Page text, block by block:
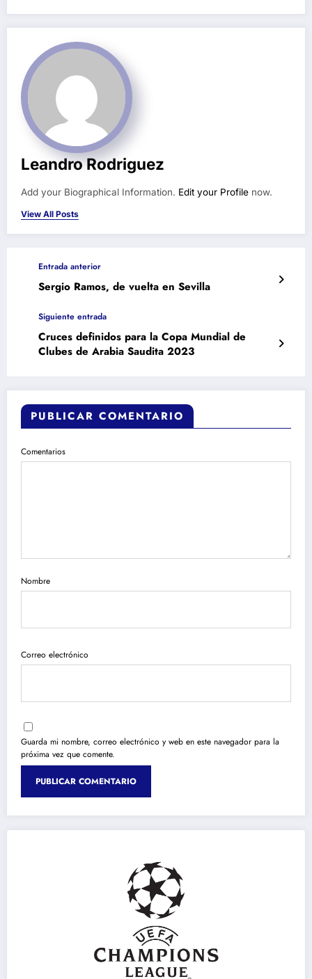
Leandro Rodriguez
Add your Biographical Information. Edit your Profile now.
View All Posts
Entrada anterior
Sergio Ramos, de vuelta en Sevilla
Siguiente entrada
Cruces definidos para la Copa Mundial de
Clubes de Arabia Saudita 2023
PUBLICAR COMENTARIO
Comentarios
Nombre
Correo electrónico
Guarda mi nombre, correo electrónico y web en este navegador para la
próxima vez que comente.